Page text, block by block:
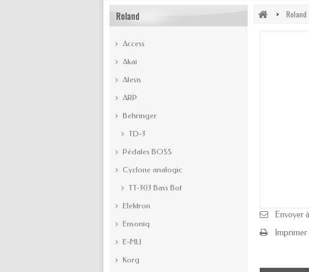
Roland
Access
Akai
Alesis
ARP
Behringer
TD-3
Pédales BOSS
Cyclone analogic
TT-303 Bass Bot
Elektron
Ensoniq
E-MU
Korg
> Roland
Envoyer
Imprimer